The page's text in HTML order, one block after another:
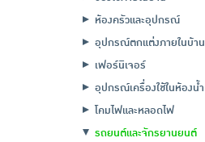
ห้องครัวและอุปกรณ์
อุปกรณ์ตกแต่งภายในบ้าน
เฟอร์นิเจอร์
อุปกรณ์เครื่องใช้ในห้องน้ำ
โคมไฟและหลอดไฟ
รถยนต์และจักรยานยนต์